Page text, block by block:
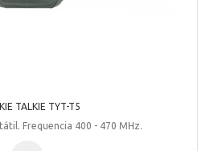
TALKIE TYT-T5
Frequencia 400 - 470 MHz.